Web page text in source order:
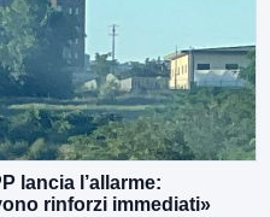
lancia l’allarme:
rinforzi immediati»